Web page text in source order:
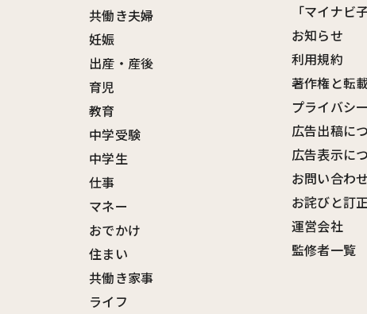
共働き夫婦
妊娠
出産・産後
育児
教育
中学受験
中学生
仕事
マネー
おでかけ
住まい
共働き家事
ライフ
「マイナビ
お知らせ
利用規約
著作権と転
プライバシ
広告出稿に
広告表示に
お問い合わせ
お詫びと訂正
運営会社
監修者一覧